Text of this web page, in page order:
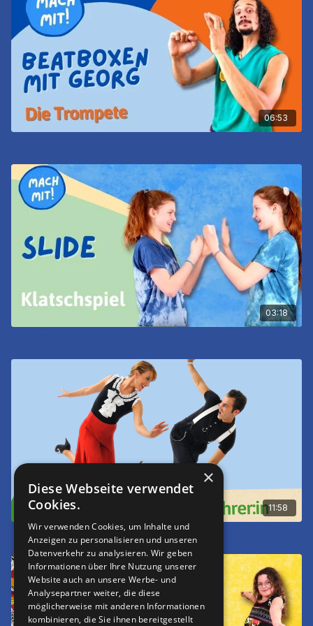
06:53
03:18
11:58
Mein Traumberuf - Tanzlehrer:in
×
Diese Webseite verwendet
Cookies.
Wir verwenden Cookies, um Inhalte und
Anzeigen zu personalisieren und unseren
Datenverkehr zu analysieren. Wir geben
Informationen über Ihre Nutzung unserer
Website auch an unsere Werbe- und
Analysepartner weiter, die diese
möglicherweise mit anderen Informationen
kombinieren, die Sie ihnen bereitgestellt